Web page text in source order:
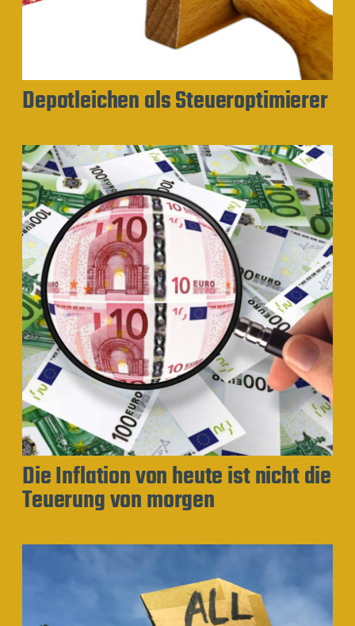
Depotleichen als Steueroptimierer
Die Inflation von heute ist nicht die
Teuerung von morgen